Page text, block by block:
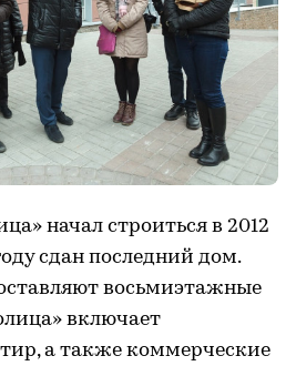
начал строиться в 2012
сдан последний дом.
восьмиэтажные
включает
а также коммерческие